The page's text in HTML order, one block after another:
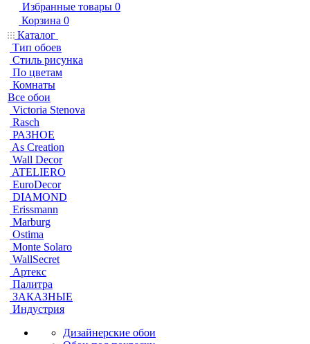
Избранные товары 0
Корзина 0
Каталог
Тип обоев
Стиль рисунка
По цветам
Комнаты
Все обои
Victoria Stenova
Rasch
РАЗНОЕ
As Creation
Wall Decor
ATELIERO
EuroDecor
DIAMOND
Erissmann
Marburg
Ostima
Monte Solaro
WallSecret
Артекс
Палитра
ЗАКАЗНЫЕ
Индустрия
Дизайнерские обои